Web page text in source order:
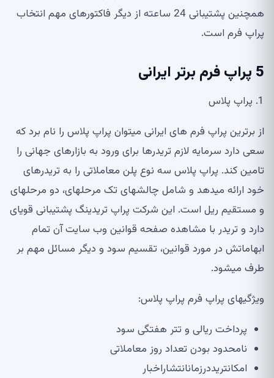
همچنین پشتیبانی
ساعته از دیگر فاکتورهای مهم انتخاب
پراپ فرم است.
5 پراپ فرم برتر ایرانی
1. پراپ پلاس
از برترین پراپ فرم های ایرانی میتوان پراپ پلاس را نام برد که
سعی دارد سرمایه لازم تریدرها برای ورود به بازارهای جهانی را
تامین کند. پراپ پلاس سه نوع پلن معاملاتی را به تریدرهای
خود ارائه میدهد و شامل چالشهای تک مرحلهای، دو مرحلهای
و مستقیم ریل است. این شرکت پراپ تریدینگ پشتیبانی قویای
دارد و تریدر با مشاهده صفحه قوانین وب سایت آن تمام
ابهاماتش در مورد قوانین، تقسیم سود و دیگر مسائل مهم بر
طرف میشود.
ویژگیهای پراپ فرم پراپ پلاس:
پرداخت ریالی و تتر هفتگی سود
نامحدود بودن تعداد روز معاملاتی
امکانتریددرزمانانتشاراخبار